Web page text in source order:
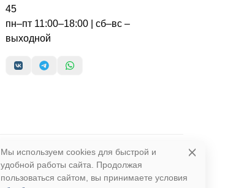
45
пн–пт 11:00–18:00 | сб–вс –
выходной
Мы используем cookies для быстрой и
удобной работы сайта. Продолжая
пользоваться сайтом, вы принимаете условия